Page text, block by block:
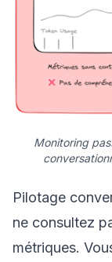
Monitoring
Pilotage
ne consultez
métriques.